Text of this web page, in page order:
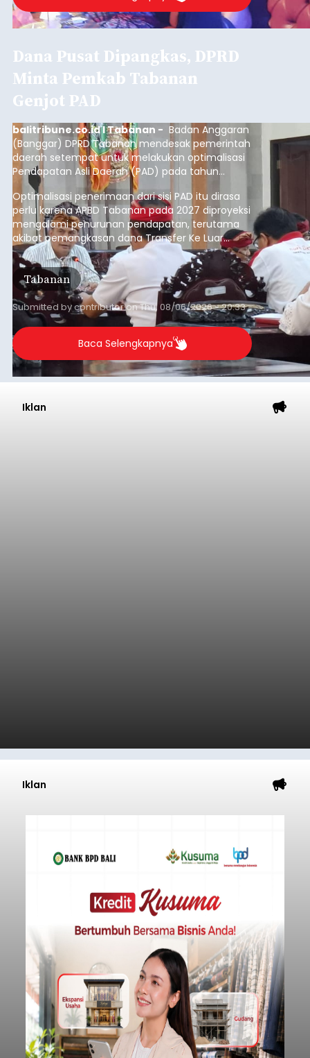
Dana Pusat Dipangkas, DPRD
Minta Pemkab Tabanan
Genjot PAD
balitribune.co.id I Tabanan - Badan Anggaran
(Banggar) DPRD Tabanan mendesak pemerintah
daerah setempat untuk melakukan optimalisasi
Pendapatan Asli Daerah (PAD) pada tahun
anggaran 2027.
Optimalisasi penerimaan dari sisi PAD itu dirasa
perlu karena APBD Tabanan pada 2027 diproyeksi
mengalami penurunan pendapatan, terutama
akibat pemangkasan dana Transfer Ke Luar
Daerah (TKD) dari pemerintah pusat.
Tabanan
Submitted bycontributoronThu, 08/06/2026 - 20:33
Baca Selengkapnya
Iklan
Iklan